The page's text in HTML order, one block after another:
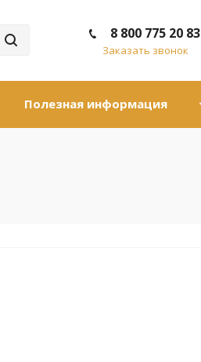
8 800 775 20 83
Заказать звонок
Полезная информация